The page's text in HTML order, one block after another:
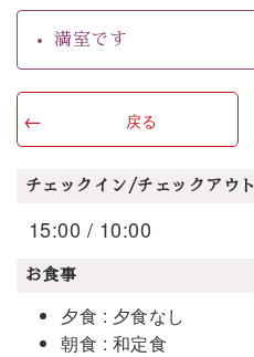
満室です
戻る
チェックイン/チェックアウト
15:00 / 10:00
お食事
夕食 : 夕食なし
朝食 : 和定食